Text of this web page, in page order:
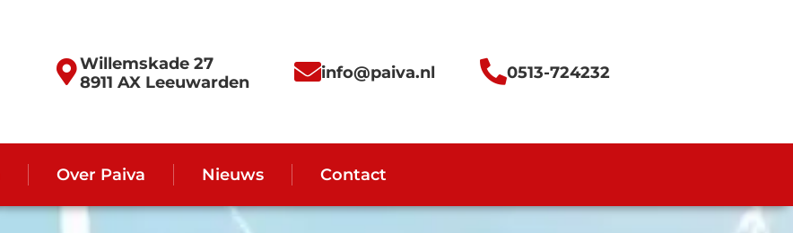
Willemskade 27
8911 AX Leeuwarden
info@paiva.nl 0513-724232
Over Paiva Nieuws Contact